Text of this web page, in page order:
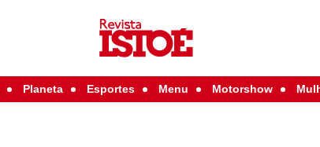
Planeta Esportes Menu Motorshow